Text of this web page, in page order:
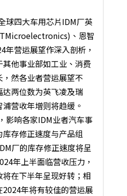
四大车用芯片IDM厂英
、恩智
年营运展望作深入剖析，
他事业部如工业、消费
然各业者营运展望不
两位数为英飞凌及瑞
营收年增则将趋缓。
响各家IDM业者汽车事
存修正速度与产品组
厂的库存修正速度将呈
年上半面临营收压力，
在下半年呈现好转；相
年将有较佳的营运展